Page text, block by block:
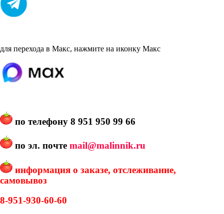
для перехода в Макс, нажмите на иконку Макс
по телефону 8 951 950 99 66
по эл. почте mail@malinnik.ru
информация о заказе, отслеживание,
самовывоз
8-951-930-60-60